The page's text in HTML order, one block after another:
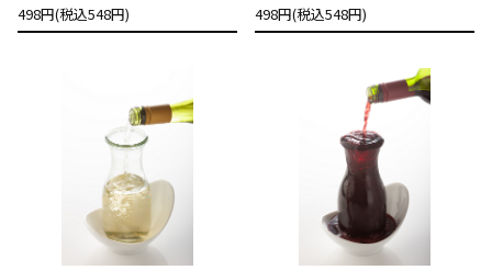
498円(税込548円) 498円(税込548円)